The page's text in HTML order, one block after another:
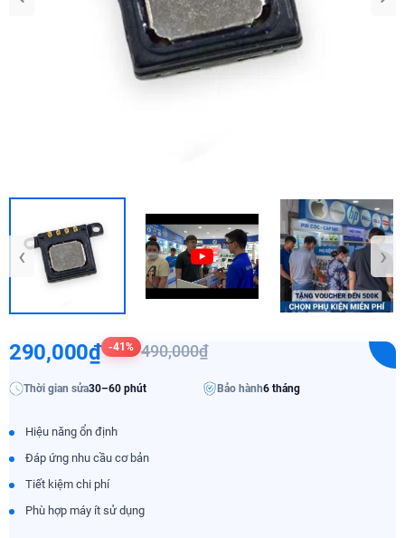
‹ ›
290,000₫ -41% 490,000₫
Thời gian sửa30–60 phút Bảo hành6 tháng
Hiệu năng ổn định
Đáp ứng nhu cầu cơ bản
Tiết kiệm chi phí
Phù hợp máy ít sử dụng